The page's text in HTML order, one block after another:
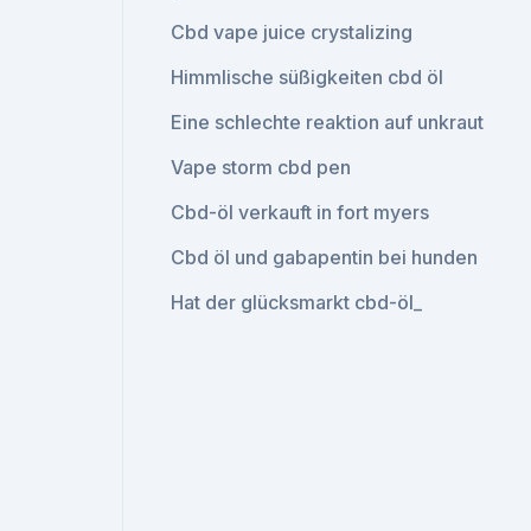
Cbd vape juice crystalizing
Himmlische süßigkeiten cbd öl
Eine schlechte reaktion auf unkraut
Vape storm cbd pen
Cbd-öl verkauft in fort myers
Cbd öl und gabapentin bei hunden
Hat der glücksmarkt cbd-öl_